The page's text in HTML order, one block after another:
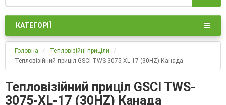
КАТЕГОРІЇ
Головна
Тепловізійні приціли
Тепловізійний приціл GSCI TWS-3075-XL-17 (30HZ) Канада
Тепловізійний приціл GSCI TWS-
3075-XL-17 (30HZ) Канада